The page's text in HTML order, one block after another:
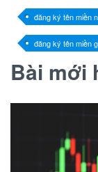
đăng ký tên miền
đăng ký tên miền
Bài mới